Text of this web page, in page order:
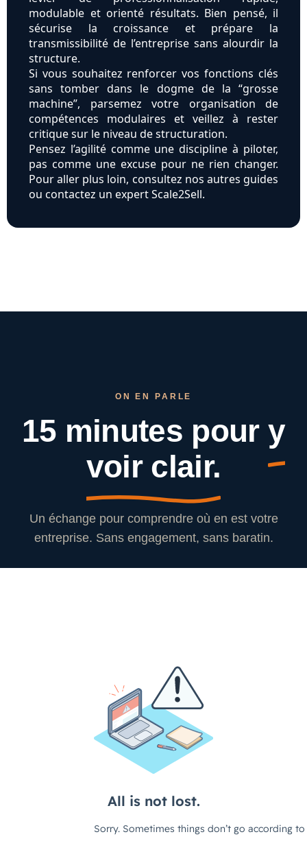
modulable et orienté résultats. Bien pensé, il
sécurise la croissance et prépare la
transmissibilité de l’entreprise sans alourdir la
structure.
Si vous souhaitez renforcer vos fonctions clés
sans tomber dans le dogme de la “grosse
machine”, parsemez votre organisation de
compétences modulaires et veillez à rester
critique sur le niveau de structuration.
Pensez l’agilité comme une discipline à piloter,
pas comme une excuse pour ne rien changer.
Pour aller plus loin, consultez nos autres guides
ou contactez un expert Scale2Sell.
ON EN PARLE
15 minutes pour y
voir clair.
Un échange pour comprendre où en est votre
entreprise. Sans engagement, sans baratin.